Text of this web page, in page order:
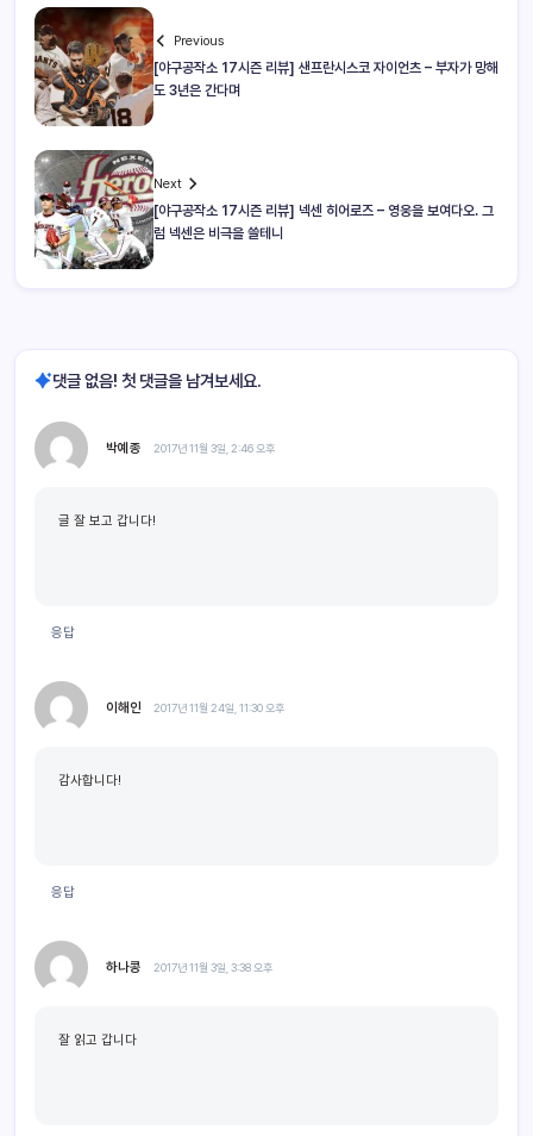
Previous
[야구공작소 17시즌 리뷰] 샌프란시스코 자이언츠 – 부자가 망해
도 3년은 간다며
Next
[야구공작소 17시즌 리뷰] 넥센 히어로즈 – 영웅을 보여다오. 그
럼 넥센은 비극을 쓸테니
댓글 없음! 첫 댓글을 남겨보세요.
박예종 2017년 11월 3일, 2:46 오후
글 잘 보고 갑니다!
응답
이해인 2017년 11월 24일, 11:30 오후
감사합니다!
응답
하나콩 2017년 11월 3일, 3:38 오후
잘 읽고 갑니다